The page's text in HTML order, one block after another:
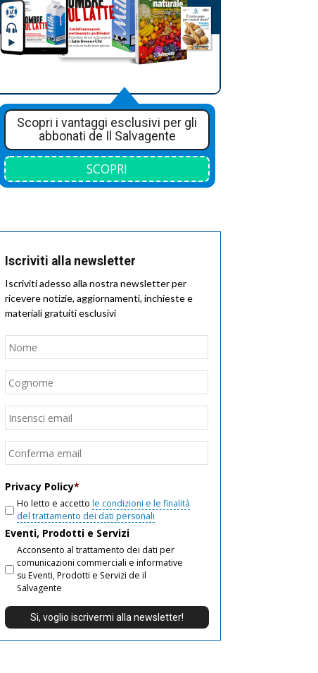
Scopri i vantaggi esclusivi per gli
abbonati de Il Salvagente
SCOPRI
Iscriviti alla newsletter
Iscriviti adesso alla nostra newsletter per
ricevere notizie, aggiornamenti, inchieste e
materiali gratuiti esclusivi
Nome
Email
Privacy Policy*
Ho letto e accetto le condizioni e le finalità
del trattamento dei dati personali
Eventi, Prodotti e Servizi
Acconsento al trattamento dei dati per
comunicazioni commerciali e informative
su Eventi, Prodotti e Servizi de il
Salvagente